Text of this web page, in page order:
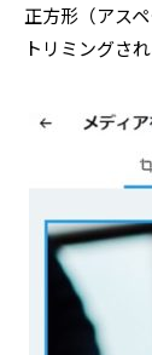
正方形（アス
トリミングさ